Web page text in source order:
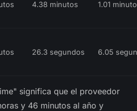
4.38 minutos 1.01
26.3 segundos 6.05
significa que el proveedor
y 46 minutos al año y